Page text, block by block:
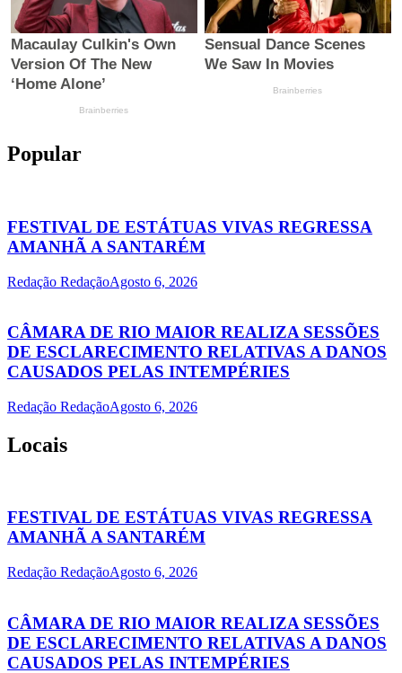
Popular
FESTIVAL DE ESTÁTUAS VIVAS REGRESSA
AMANHÃ A SANTARÉM
Redação RedaçãoAgosto 6, 2026
CÂMARA DE RIO MAIOR REALIZA SESSÕES
DE ESCLARECIMENTO RELATIVAS A DANOS
CAUSADOS PELAS INTEMPÉRIES
Redação RedaçãoAgosto 6, 2026
Locais
FESTIVAL DE ESTÁTUAS VIVAS REGRESSA
AMANHÃ A SANTARÉM
Redação RedaçãoAgosto 6, 2026
CÂMARA DE RIO MAIOR REALIZA SESSÕES
DE ESCLARECIMENTO RELATIVAS A DANOS
CAUSADOS PELAS INTEMPÉRIES